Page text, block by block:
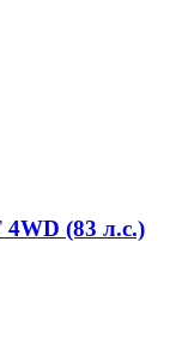
(83 л.с.)